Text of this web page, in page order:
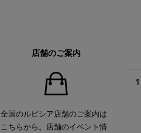
1
店舗のご案内
全国のルピシア店舗のご案内は
こちらから。店舗のイベント情